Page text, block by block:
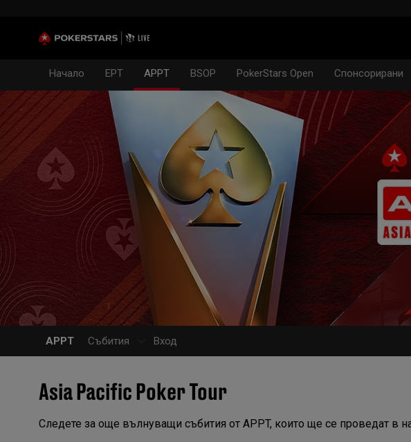
Начало EPT APPT BSOP PokerStars Open Спонсорирани
APPT Събития Вход
Asia Pacific Poker Tour
Следете за още вълнуващи събития от APPT, които ще се проведат в